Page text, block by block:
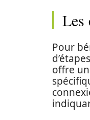
Les
Pour
offre